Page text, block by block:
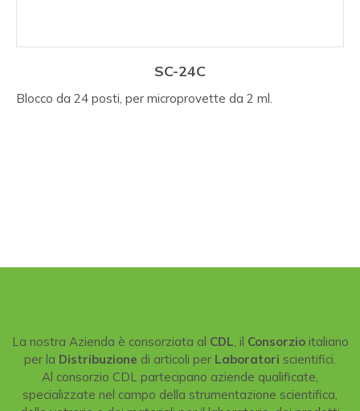
SC-24C
Blocco da 24 posti, per microprovette da 2 ml.
La nostra Azienda è consorziata al CDL, il Consorzioitaliano
per la Distribuzione di articoli per Laboratori scientifici.
Al consorzio CDL partecipano aziende qualificate,
specializzate nel campo della strumentazione scientifica,